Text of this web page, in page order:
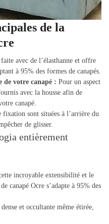
de la
avec de l’élasthanne et offre
à 95% des formes de canapés.
de votre canapé : Pour un aspect
avec la housse afin de
canapé.
fixation sont situées à l’arrière du
de glisser.
incroyable extensibilité et le
canapé Ocre s’adapte à 95% des
et occultante même étirée,